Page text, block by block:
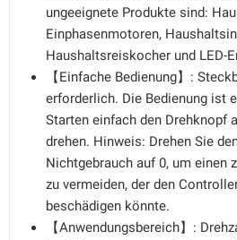
ungeeignete Produkte sind:
Einphasenmotoren,
Haushaltsreiskocher und LED-
【Einfache Bedienung】:
erforderlich. Die Bedienung ist
Starten einfach den Drehknopf
drehen. Hinweis: Drehen Sie
Nichtgebrauch auf 0, um einen
zu vermeiden, der den
beschädigen könnte.
【Anwendungsbereich】: